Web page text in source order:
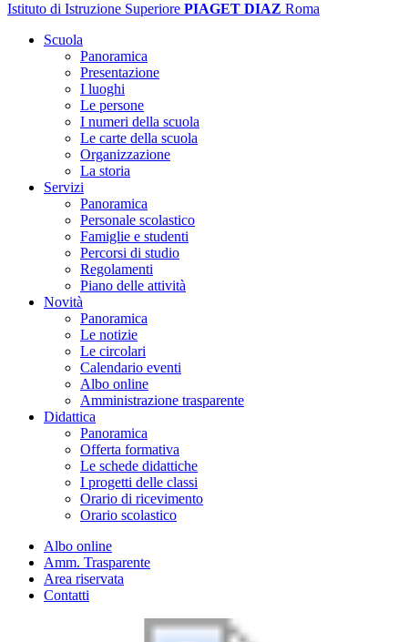
Istituto di Istruzione Superiore PIAGET DIAZ Roma
Scuola
Panoramica
Presentazione
I luoghi
Le persone
I numeri della scuola
Le carte della scuola
Organizzazione
La storia
Servizi
Panoramica
Personale scolastico
Famiglie e studenti
Percorsi di studio
Regolamenti
Piano delle attività
Novità
Panoramica
Le notizie
Le circolari
Calendario eventi
Albo online
Amministrazione trasparente
Didattica
Panoramica
Offerta formativa
Le schede didattiche
I progetti delle classi
Orario di ricevimento
Orario scolastico
Albo online
Amm. Trasparente
Area riservata
Contatti